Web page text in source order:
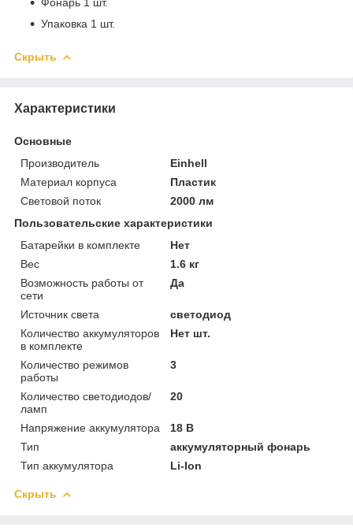
Упаковка 1 шт.
Скрыть
Характеристики
Основные
Производитель
Einhell
Материал корпуса
Пластик
Световой поток
2000 лм
Пользовательские характеристики
Батарейки в комплекте
Нет
Вес
1.6 кг
Возможность работы от
сети
Да
Источник света
светодиод
Количество аккумуляторов
в комплекте
Нет шт.
Количество режимов
работы
3
Количество светодиодов/
ламп
20
Напряжение аккумулятора
18 В
Тип
аккумуляторный фонарь
Тип аккумулятора
Li-Ion
Скрыть